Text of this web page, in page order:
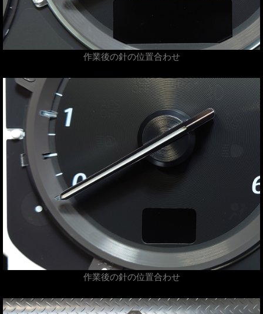
作業後の針の位置合わせ
作業後の針の位置合わせ